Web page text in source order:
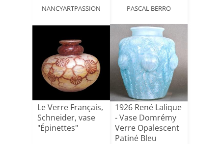
NANCYARTPASSION PASCAL BERRO
Le Verre Français,
Schneider, vase
"Épinettes"
1926 René Lalique
- Vase Domrémy
Verre Opalescent
Patiné Bleu